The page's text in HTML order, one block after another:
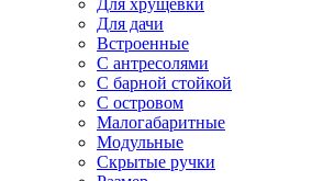
Для хрущевки
Для дачи
Встроенные
С антресолями
С барной стойкой
С островом
Малогабаритные
Модульные
Скрытые ручки